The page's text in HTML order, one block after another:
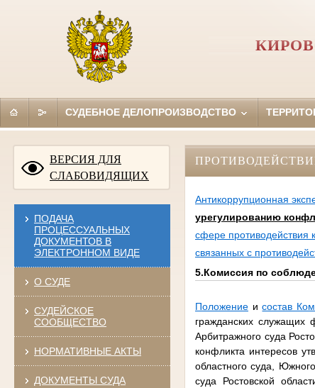
СУДЕБНОЕ ДЕЛОПРОИЗВОДСТВО
ВЕРСИЯ ДЛЯ
СЛАБОВИДЯЩИХ
ПОДАЧА
ПРОЦЕССУАЛЬНЫХ
ДОКУМЕНТОВ В
ЭЛЕКТРОННОМ ВИДЕ
О СУДЕ
СУДЕЙСКОЕ
СООБЩЕСТВО
НОРМАТИВНЫЕ АКТЫ
ДОКУМЕНТЫ СУДА
Антикоррупционная
урегулированию
сфере противодействия
связанных с
5.Комиссия по
Положениеисостав
гражданских служащих
Арбитражного суда
конфликта интересов
областного суда,
суда Ростовской